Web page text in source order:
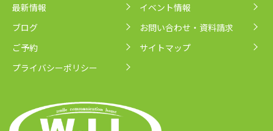
最新情報
イベント情報
ブログ
お問い合わせ・資料請求
ご予約
サイトマップ
プライバシーポリシー